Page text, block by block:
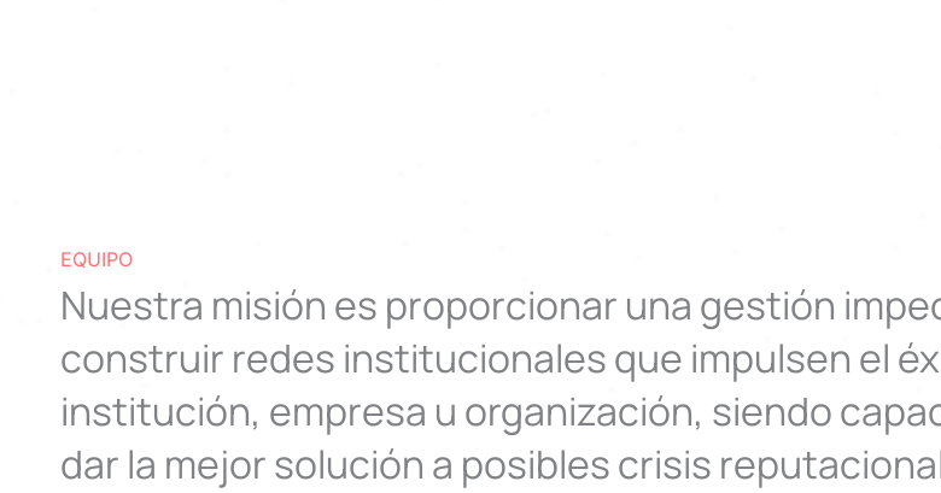
EQUIPO
Nuestra misión es proporcionar una gestión
construir redes institucionales que impulsen el
institución, empresa u organización, siendo
dar la mejor solución a posibles crisis